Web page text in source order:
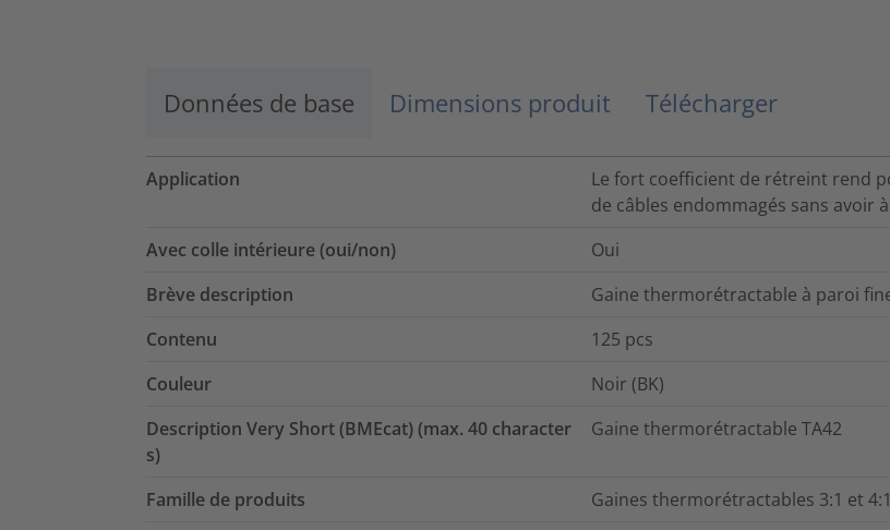
Données de base Dimensions produit Télécharger
Application
Le fort coefficient de rétreint rend
de câbles endommagés sans avoir
Avec colle intérieure (oui/non)
Oui
Brève description
Gaine thermorétractable à paroi
Contenu
125 pcs
Couleur
Noir (BK)
Description Very Short (BMEcat) (max. 40 character
s)
Gaine thermorétractable TA42
Famille de produits
Gaines thermorétractables 3:1 et